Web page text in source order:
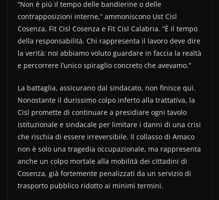
“Non è più il tempo delle bandierine o delle
contrapposizioni interne,” ammoniscono Ust Cisl
Cosenza, Fit Cisl Cosenza e Fit Cisl Calabria. “È il tempo
della responsabilità. Chi rappresenta il lavoro deve dire
la verità: noi abbiamo voluto guardare in faccia la realtà
e percorrere l’unico spiraglio concreto che avevamo.”
La battaglia, assicurano dal sindacato, non finisce qui.
Nonostante il durissimo colpo inferto alla trattativa, la
Cisl promette di continuare a presidiare ogni tavolo
istituzionale e sindacale per limitare i danni di una crisi
che rischia di essere irreversibile. Il collasso di Amaco
non è solo una tragedia occupazionale, ma rappresenta
anche un colpo mortale alla mobilità dei cittadini di
Cosenza, già fortemente penalizzati da un servizio di
trasporto pubblico ridotto ai minimi termini.